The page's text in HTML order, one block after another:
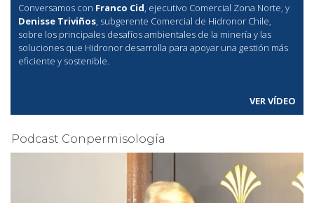
Conversamos con Franco Cid, ejecutivo Comercial Zona Norte, y
Denisse Triviños, subgerente Comercial de Hidronor Chile,
sobre los principales desafíos ambientales de la minería y las
soluciones que Hidronor desarrolla para apoyar una gestión más
eficiente y sostenible.
VER VÍDEO
Podcast Conpermisología